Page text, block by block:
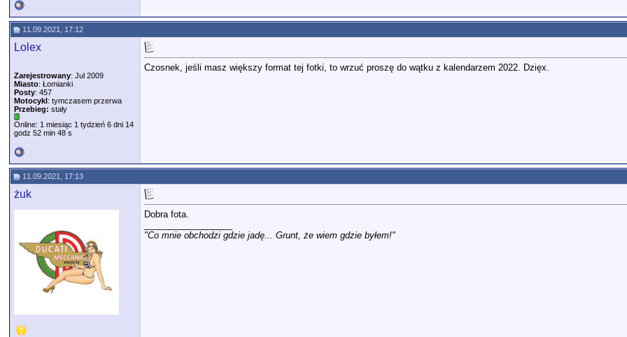
11.09.2021, 17:12
Lolex
Zarejestrowany: Jul 2009
Miasto: Łomianki
Posty: 457
Motocykl: tymczasem przerwa
Przebieg: stały
Online: 1 miesiąc 1 tydzień 6 dni 14
godz 52 min 48 s
Czosnek, jeśli masz większy format tej fotki, to wrzuć proszę do wątku z kalendarzem 2022. Dzięx.
11.09.2021, 17:13
żuk
Dobra fota.
"Co mnie obchodzi gdzie jadę... Grunt, że wiem gdzie byłem!"